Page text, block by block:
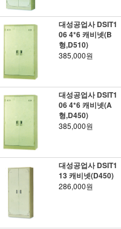
대성공업사 DSIT1
06 4*6 캐비넷(B
형,D510)
385,000원
대성공업사 DSIT1
06 4*6 캐비넷(A
형,D450)
385,000원
대성공업사 DSIT1
13 캐비넷(D450)
286,000원